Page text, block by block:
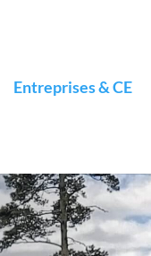
Entreprises & CE